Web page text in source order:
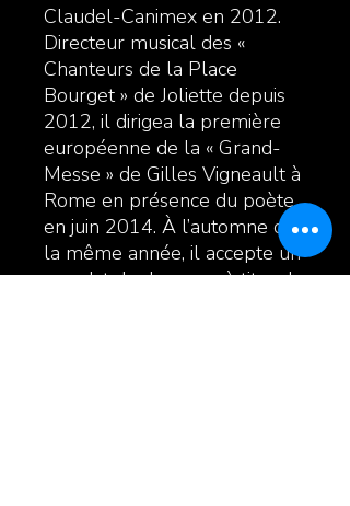
Claudel-Canimex en 2012.
Directeur musical des «
Chanteurs de la Place
Bourget » de Joliette depuis
2012, il dirigea la première
européenne de la « Grand-
Messe » de Gilles Vigneault à
Rome en présence du poète
en juin 2014. À l’automne de
la même année, il accepte un
mandat de deux ans à titre de